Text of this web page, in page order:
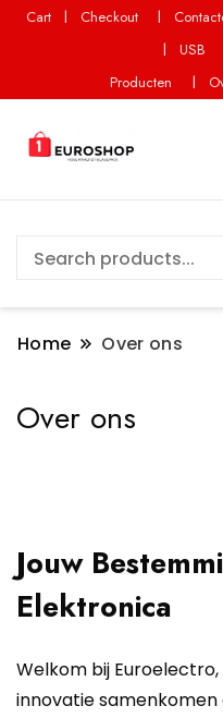
Cart Checkout
USB
Producten
Home Over ons
Over ons
Jouw
Elektronica
Welkom bij
innovatie samenkomen